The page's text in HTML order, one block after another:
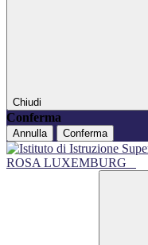
Chiudi
Conferma
Annulla Conferma
ROSA LUXEMBURG